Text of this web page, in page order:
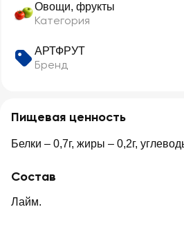
Овощи, фрукты
Категория
АРТФРУТ
Бренд
Пищевая ценность
Белки – 0,7г, жиры – 0,2г,
Состав
Лайм.